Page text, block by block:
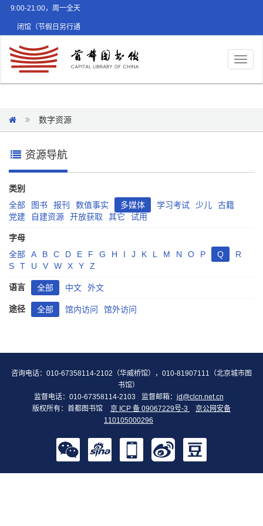
9:00-21:00，周一全天
闭馆（节假日另行通
数字资源
资源导航
类别
全部
图书 报刊 数值事实 多媒体 学习考试 少儿
古籍
党建
自建资源 开放获取 其它 试用
字母
全部
A B C D E F G H I J K L M N O P Q
R
S
T U V W X Y Z
语言 全部 中文 外文
途径 全部 馆内访问 馆外访问
咨询电话：010-67358114-2102（华威桥馆），010-81907111（北京城市图
书馆）
监督电话：010-67358114-2103
监督邮箱： jd@clcn.net.cn
版权所有：首都图书馆
京 ICP 备 09067229号-3
京公网安备
110105000296